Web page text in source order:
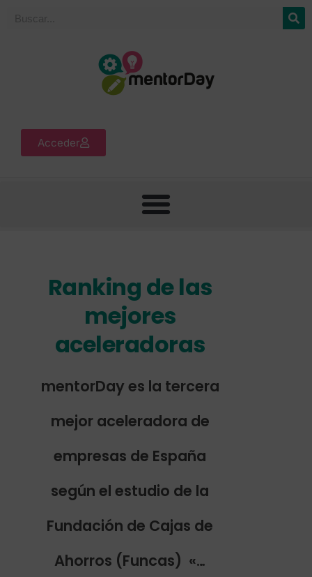
Acceder
Ranking de las
mejores
aceleradoras
mentorDay es la tercera
mejor aceleradora de
empresas de España
según el estudio de la
Fundación de Cajas de
Ahorros (Funcas) «…